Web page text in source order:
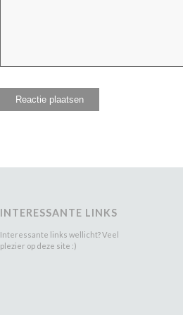
INTERESSANTE LINKS
Interessante links wellicht? Veel
plezier op deze site :)